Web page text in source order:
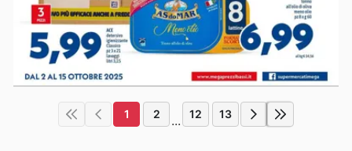
1 2 ... 12 13